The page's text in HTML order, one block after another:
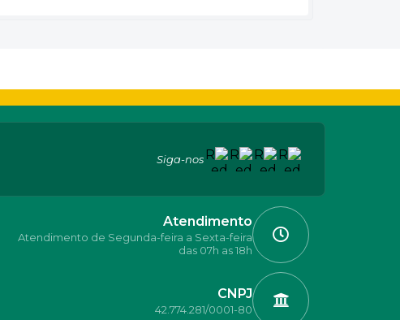
Siga-nos
Atendimento
Atendimento de Segunda-feira a Sexta-feira
das 07h as 18h
CNPJ
42.774.281/0001-80